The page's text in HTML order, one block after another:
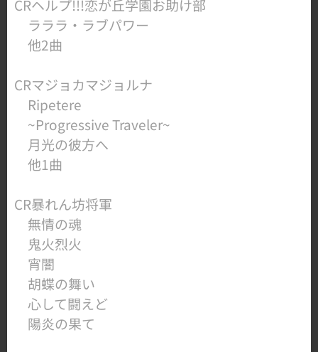
​CRヘルプ!!!恋が丘学園お助け部
ラララ・ラブパワー
他2曲
​CRマジョカマジョルナ
Ripetere
~Progressive Traveler~
​ 月光の彼方へ
​ 他1曲
​CR暴れん坊将軍
無情の魂
鬼火烈火
宵闇
胡蝶の舞い
心して闘えど
​ 陽炎の果て